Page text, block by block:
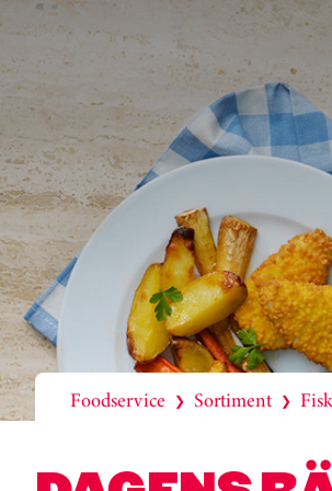
Foodservice ❯ Sortiment ❯ Fisk